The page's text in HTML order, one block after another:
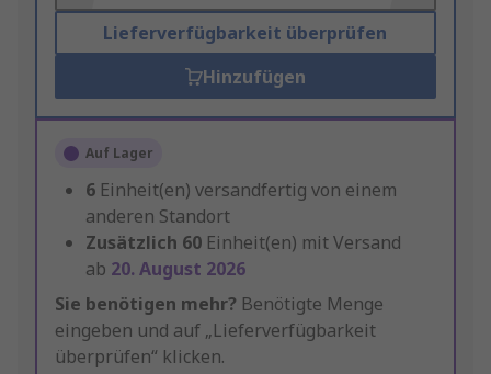
Lieferverfügbarkeit überprüfen
Hinzufügen
Auf Lager
6 Einheit(en) versandfertig von einem
anderen Standort
Zusätzlich 60 Einheit(en) mit Versand
ab 20. August 2026
Sie benötigen mehr? Benötigte Menge
eingeben und auf „Lieferverfügbarkeit
überprüfen“ klicken.